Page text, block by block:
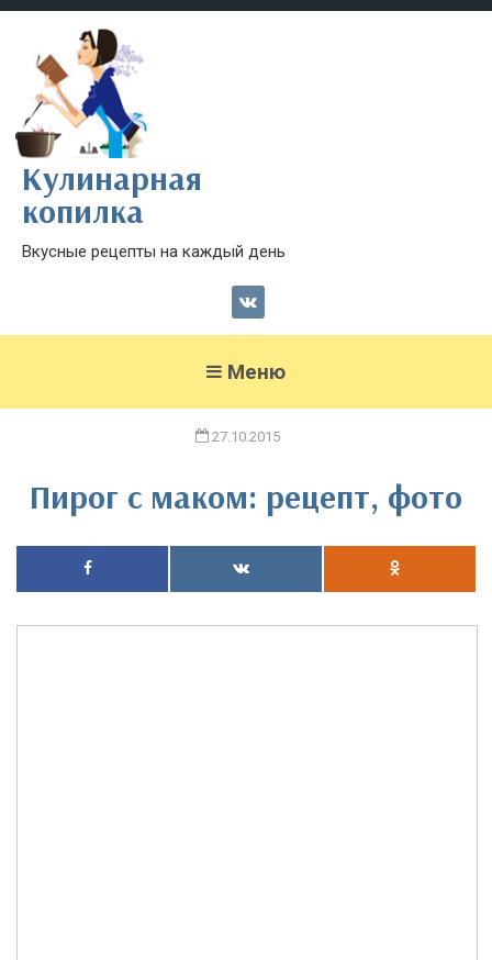
Кулинарная
копилка
Вкусные рецепты на каждый день
Меню
27.10.2015
Пирог с маком: рецепт, фото